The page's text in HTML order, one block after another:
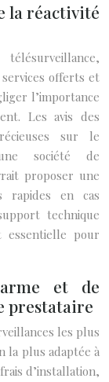
la réactivité
offerts et
l’importance
Les avis des
sur le
société de
proposer une
rapides en cas
technique
essentielle pour
et de
prestataire
les plus
la plus adaptée à
d’installation,